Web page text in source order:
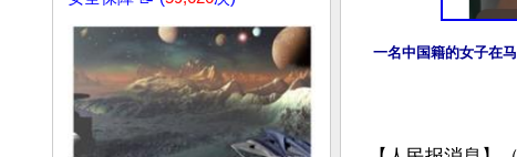
一名中国籍的女子在